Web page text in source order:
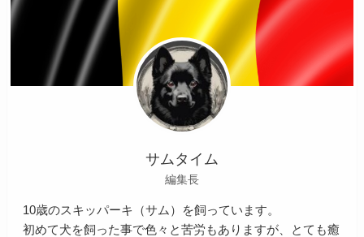
サムタイム
編集長
10歳のスキッパーキ（サム）を飼っています。
初めて犬を飼った事で色々と苦労もありますが、とても癒